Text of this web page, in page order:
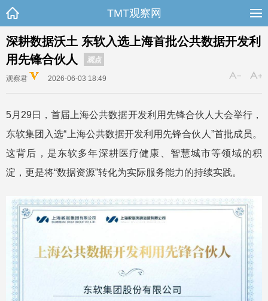
TMT观察网
深耕数据沃土 东软入选上海首批公共数据开发利
用先锋合伙人
观点
观察君 2026-06-03 18:49
5月29日，首届上海公共数据开发利用先锋合伙人大会举行，
东软集团入选“上海公共数据开发利用先锋合伙人”首批成员。
这背后，是东软多年深耕医疗健康、智慧城市等领域的积
淀，更是将“数据资源”转化为实际服务能力的持续实践。